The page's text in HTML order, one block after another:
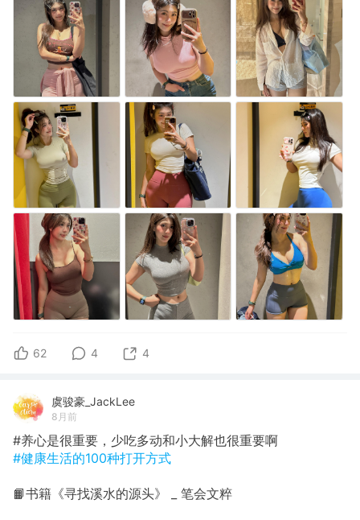
62 4 4
虞骏豪_JackLee
8月前
#养心是很重要，少吃多动和小大解也很重要啊
#健康生活的100种打开方式
📙书籍《寻找溪水的源头》 _ 笔会文粹